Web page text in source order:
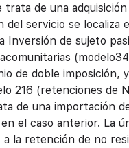
trata de una
servicio se localiza
de sujeto
de doble
216 (retenciones de
de una importación
el caso anterior. La
la retención de no